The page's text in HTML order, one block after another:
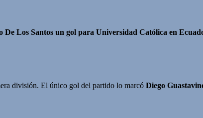
Los Santos un gol para Universidad Católica en
división. El único gol del partido lo marcó Diego